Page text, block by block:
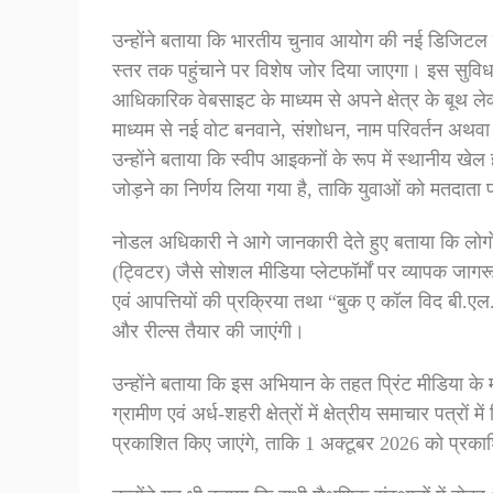
उन्होंने बताया कि भारतीय चुनाव आयोग की नई
स्तर तक पहुंचाने पर विशेष जोर दिया जाएगा। इस
आधिकारिक वेबसाइट के माध्यम से अपने क्षेत्र के
माध्यम से नई वोट बनवाने, संशोधन, नाम परिवर्तन
उन्होंने बताया कि स्वीप आइकनों के रूप में स्थानीय खेल
जोड़ने का निर्णय लिया गया है, ताकि युवाओं को
नोडल अधिकारी ने आगे जानकारी देते हुए बताया कि
(ट्विटर) जैसे सोशल मीडिया प्लेटफॉर्मों पर व्यापक
एवं आपत्तियों की प्रक्रिया तथा “बुक ए कॉल विद
और रील्स तैयार की जाएंगी।
उन्होंने बताया कि इस अभियान के तहत प्रिंट
ग्रामीण एवं अर्ध-शहरी क्षेत्रों में क्षेत्रीय समाचार
प्रकाशित किए जाएंगे, ताकि 1 अक्टूबर 2026 को